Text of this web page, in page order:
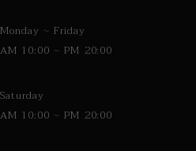
Monday ~ Friday
AM 10:00 ~ PM 20:00
Saturday
AM 10:00 ~ PM 20:00